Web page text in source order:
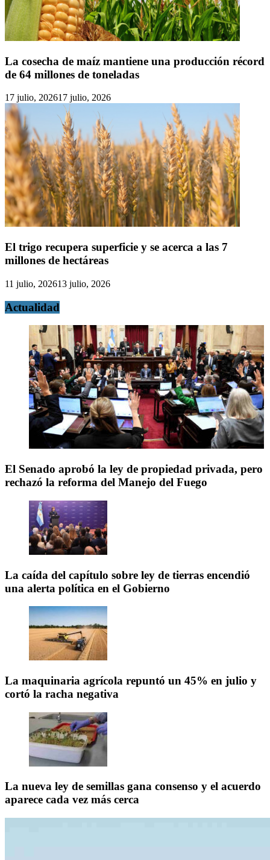
La cosecha de maíz mantiene una producción récord
de 64 millones de toneladas
17 julio, 202617 julio, 2026
El trigo recupera superficie y se acerca a las 7
millones de hectáreas
11 julio, 202613 julio, 2026
Actualidad
El Senado aprobó la ley de propiedad privada, pero
rechazó la reforma del Manejo del Fuego
La caída del capítulo sobre ley de tierras encendió
una alerta política en el Gobierno
La maquinaria agrícola repuntó un 45% en julio y
cortó la racha negativa
La nueva ley de semillas gana consenso y el acuerdo
aparece cada vez más cerca